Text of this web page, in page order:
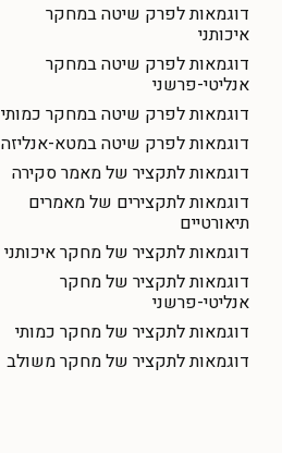
דוגמאות לפרק שיטה במחקר
איכותני
דוגמאות לפרק שיטה במחקר
אנליטי-פרשני
דוגמאות לפרק שיטה במחקר כמותי
דוגמאות לפרק שיטה במטא-אנליזה
דוגמאות לתקציר של מאמר סקירה
דוגמאות לתקצירים של מאמרים
תיאורטיים
דוגמאות לתקציר של מחקר איכותני
דוגמאות לתקציר של מחקר
אנליטי-פרשני
דוגמאות לתקציר של מחקר כמותי
דוגמאות לתקציר של מחקר משולב